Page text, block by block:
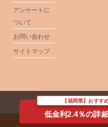
アンケートに
ついて
お問い合わせ
サイトマップ
【福岡県】おすす
低金利2.4％の詳